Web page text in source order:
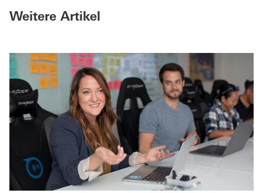
Weitere Artikel